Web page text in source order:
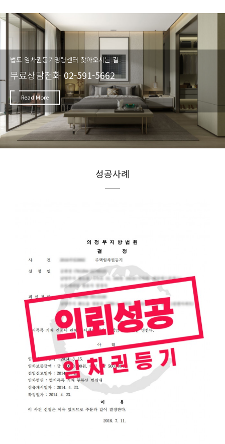
법도 임차권등기명령센터 찾아오시는 길
무료상담전화 02-591-5662
Read More
성공사례